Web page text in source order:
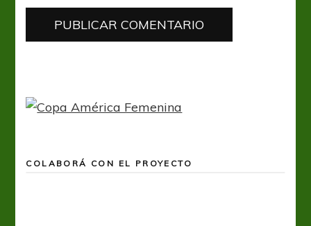
COLABORÁ CON EL PROYECTO